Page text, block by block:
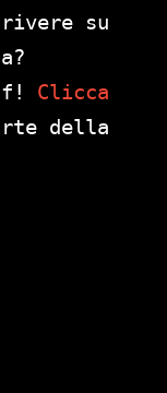
su
Clicca
della